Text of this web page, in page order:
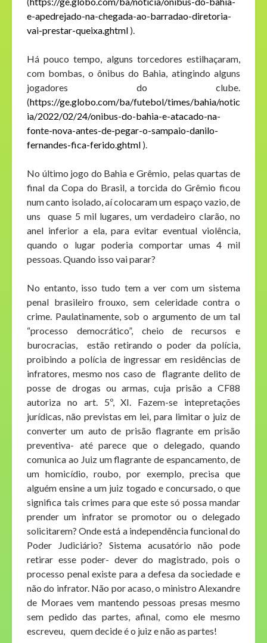
e-apedrejado-na-chegada-ao-barradao-diretoria-
vai-prestar-queixa.ghtml ).
Há pouco tempo, alguns torcedores estilhaçaram,
com bombas, o ônibus do Bahia, atingindo alguns
jogadores do clube.
(https://ge.globo.com/ba/futebol/times/bahia/notic
ia/2022/02/24/onibus-do-bahia-e-atacado-na-
fonte-nova-antes-de-pegar-o-sampaio-danilo-
fernandes-fica-ferido.ghtml ).
No último jogo do Bahia e Grêmio, pelas quartas de
final da Copa do Brasil, a torcida do Grêmio ficou
num canto isolado, aí colocaram um espaço vazio, de
uns quase 5 mil lugares, um verdadeiro clarão, no
anel inferior a ela, para evitar eventual violência,
quando o lugar poderia comportar umas 4 mil
pessoas. Quando isso vai parar?
No entanto, isso tudo tem a ver com um sistema
penal brasileiro frouxo, sem celeridade contra o
crime. Paulatinamente, sob o argumento de um tal
“processo democrático”, cheio de recursos e
burocracias, estão retirando o poder da polícia,
proibindo a polícia de ingressar em residências de
infratores, mesmo nos caso de flagrante delito de
posse de drogas ou armas, cuja prisão a CF88
autoriza no art. 5º, XI. Fazem-se intepretações
jurídicas, não previstas em lei, para limitar o juiz de
converter um auto de prisão flagrante em prisão
preventiva- até parece que o delegado, quando
comunica ao Juiz um flagrante de espancamento, de
um homicídio, roubo, por exemplo, precisa que
alguém ensine a um juiz togado e concursado, o que
significa tais crimes para que este só possa mandar
prender um infrator se promotor ou o delegado
solicitarem? Onde está a independência funcional do
Poder Judiciário? Sistema acusatório não pode
retirar esse poder- dever do magistrado, pois o
processo penal existe para a defesa da sociedade e
não do infrator. Não por acaso, o ministro Alexandre
de Moraes vem mantendo pessoas presas mesmo
sem pedido das partes, afinal, como ele mesmo
escreveu, quem decide é o juiz e não as partes!